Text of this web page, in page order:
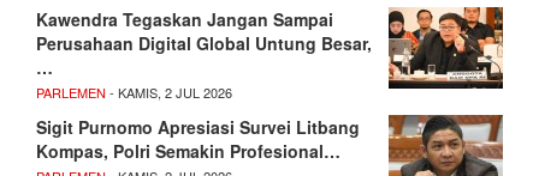
Kawendra Tegaskan Jangan Sampai
Perusahaan Digital Global Untung Besar,
…
PARLEMEN - KAMIS, 2 JUL 2026
Sigit Purnomo Apresiasi Survei Litbang
Kompas, Polri Semakin Profesional…